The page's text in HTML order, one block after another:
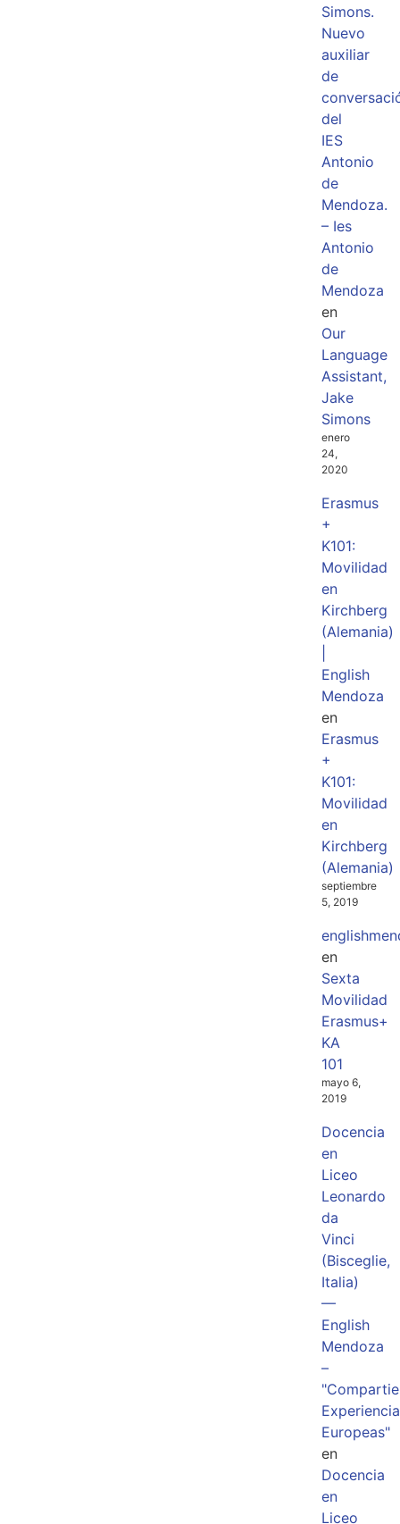
Simons.
Nuevo
auxiliar
de
del
IES
Antonio
de
Mendoza.
– Ies
Antonio
de
Mendoza
en
Our
Language
Assistant,
Jake
Simons
enero
24,
2020
Erasmus
+
K101:
Movilidad
en
Kirchberg
(Alemania)
English
Mendoza
en
Erasmus
+
K101:
Movilidad
en
Kirchberg
(Alemania)
septiembre
5, 2019
en
Sexta
Movilidad
Erasmus+
KA
101
mayo 6,
2019
Docencia
en
Liceo
Leonardo
da
Vinci
(Bisceglie,
Italia)
—
English
Mendoza
–
Europeas"
en
Docencia
en
Liceo